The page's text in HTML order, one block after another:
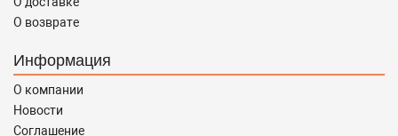
О возврате
Информация
О компании
Новости
Соглашение